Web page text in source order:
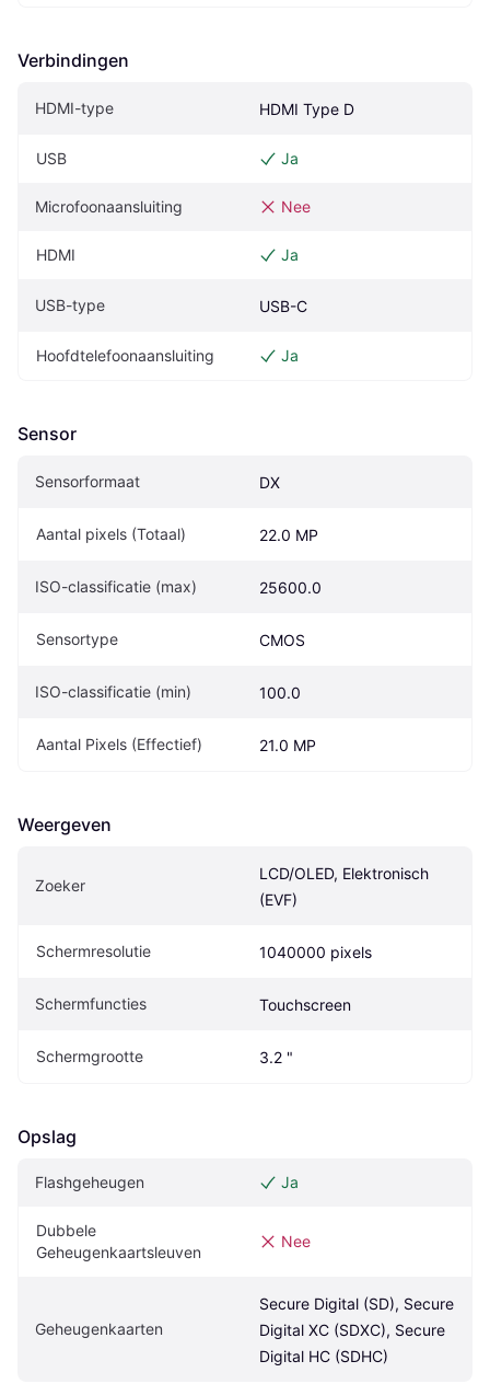
Verbindingen
HDMI-type HDMI Type D
USB Ja
Microfoonaansluiting Nee
HDMI Ja
USB-type USB-C
Hoofdtelefoonaansluiting Ja
Sensor
Sensorformaat DX
Aantal pixels (Totaal) 22.0 MP
ISO-classificatie (max) 25600.0
Sensortype CMOS
ISO-classificatie (min) 100.0
Aantal Pixels (Effectief) 21.0 MP
Weergeven
Zoeker
LCD/OLED, Elektronisch
(EVF)
Schermresolutie 1040000 pixels
Schermfuncties Touchscreen
Schermgrootte 3.2 "
Opslag
Flashgeheugen Ja
Dubbele
Geheugenkaartsleuven
Nee
Geheugenkaarten
Secure Digital (SD), Secure
Digital XC (SDXC), Secure
Digital HC (SDHC)